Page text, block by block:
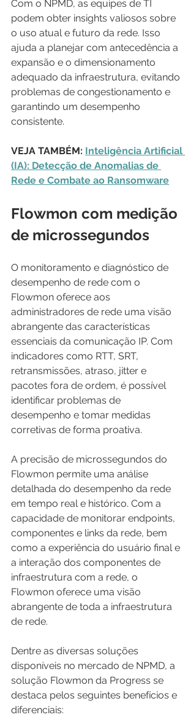
Com o NPMD, as equipes de TI
podem obter insights valiosos sobre
o uso atual e futuro da rede. Isso
ajuda a planejar com antecedência a
expansão e o dimensionamento
adequado da infraestrutura, evitando
problemas de congestionamento e
garantindo um desempenho
consistente.
VEJA TAMBÉM: Inteligência Artificial
(IA): Detecção de Anomalias de
Rede e Combate ao Ransomware
Flowmon com medição
de microssegundos
O monitoramento e diagnóstico de
desempenho de rede com o
Flowmon oferece aos
administradores de rede uma visão
abrangente das características
essenciais da comunicação IP. Com
indicadores como RTT, SRT,
retransmissões, atraso, jitter e
pacotes fora de ordem, é possível
identificar problemas de
desempenho e tomar medidas
corretivas de forma proativa.
A precisão de microssegundos do
Flowmon permite uma análise
detalhada do desempenho da rede
em tempo real e histórico. Com a
capacidade de monitorar endpoints,
componentes e links da rede, bem
como a experiência do usuário final e
a interação dos componentes de
infraestrutura com a rede, o
Flowmon oferece uma visão
abrangente de toda a infraestrutura
de rede.
Dentre as diversas soluções
disponíveis no mercado de NPMD, a
solução Flowmon da Progress se
destaca pelos seguintes benefícios e
diferenciais: